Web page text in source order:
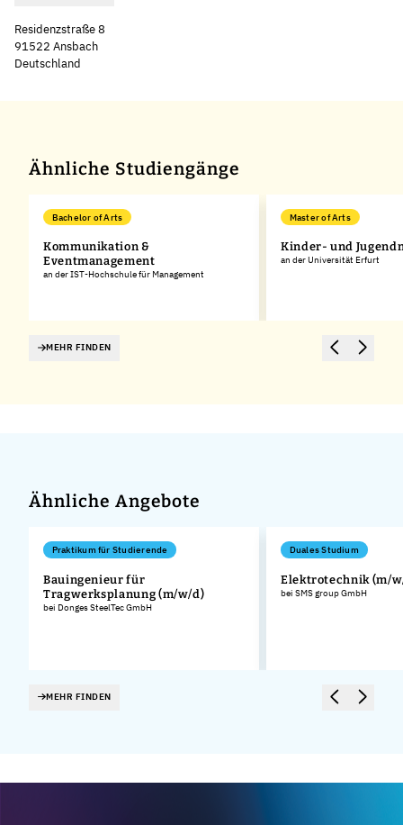
Residenzstraße 8
91522 Ansbach
Deutschland
Ähnliche Studiengänge
Bachelor of Arts
Kommunikation &
Eventmanagement
an der IST-Hochschule für Management
Master of Arts
Kinder- und
an der Universität Erfurt
MEHR FINDEN
Ähnliche Angebote
Praktikum für Studierende
Bauingenieur für
Tragwerksplanung (m/w/d)
bei Donges SteelTec GmbH
Duales Studium
Elektrotechnik (m/
bei SMS group GmbH
MEHR FINDEN